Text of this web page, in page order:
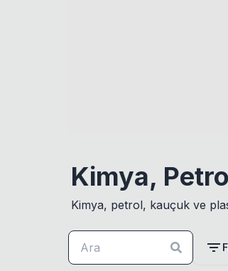
Kimya,
Kimya, petrol, kauçuk ve